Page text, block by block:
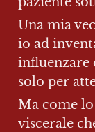
Una mia
io ad
influenzare
solo per
Ma come
viscerale